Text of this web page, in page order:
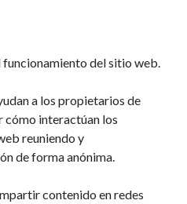
funcionamiento del sitio web.
a los propietarios de
cómo interactúan los
reuniendo y
de forma anónima.
contenido en redes